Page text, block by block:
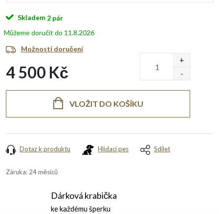
Skladem 2 pár
11.8.2026
Možnosti doručení
4 500 Kč
VLOŽIT DO KOŠÍKU
Dotaz k produktu Hlídací pes Sdílet
Záruka: 24 měsíců
Dárková krabička
ke každému šperku